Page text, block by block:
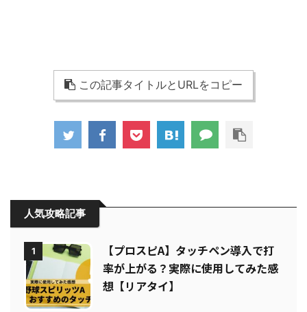
人気攻略記事
1
【プロスピA】タッチペン導入で打
率が上がる？実際に使用してみた感